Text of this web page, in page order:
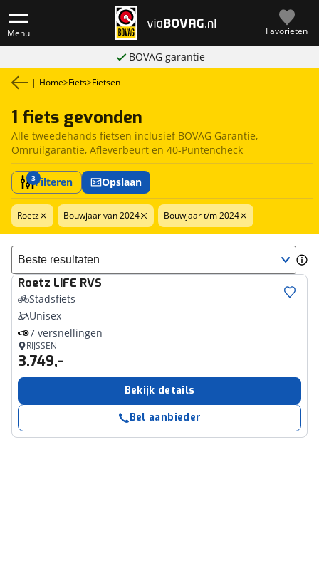
Menu Favorieten
BOVAG garantie
| Home>Fiets>Fietsen
1 fiets gevonden
Alle tweedehands fietsen inclusief BOVAG Garantie,
Omruilgarantie, Afleverbeurt en 40-Puntencheck
3Filteren Opslaan
Roetz Bouwjaar van 2024 Bouwjaar t/m 2024
Sorteer resultaten
Roetz LIFE RVS
Stadsfiets
Unisex
7 versnellingen
RIJSSEN
3.749,-
Bekijk details
Bel aanbieder